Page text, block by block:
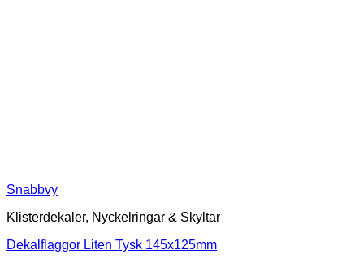
Snabbvy
Klisterdekaler, Nyckelringar & Skyltar
Dekalflaggor Liten Tysk 145x125mm